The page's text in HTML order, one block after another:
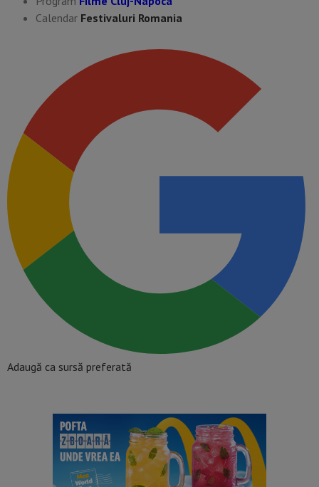
Calendar Festivaluri Romania
Adaugă ca sursă preferată